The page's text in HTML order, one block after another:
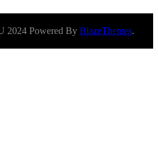
2024 Powered By BlazeThemes.